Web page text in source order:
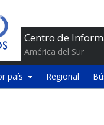
Centro de
América del Sur
país Regional